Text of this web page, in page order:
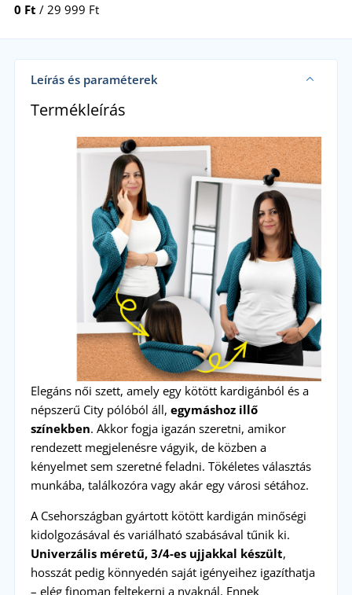
0 Ft / 29 999 Ft
Leírás és paraméterek
Termékleírás
Elegáns női szett, amely egy kötött kardigánból és a
népszerű City pólóból áll, egymáshoz illő
színekben. Akkor fogja igazán szeretni, amikor
rendezett megjelenésre vágyik, de közben a
kényelmet sem szeretné feladni. Tökéletes választás
munkába, találkozóra vagy akár egy városi sétához.
A Csehországban gyártott kötött kardigán minőségi
kidolgozásával és variálható szabásával tűnik ki.
Univerzális méretű, 3/4-es ujjakkal készült,
hosszát pedig könnyedén saját igényeihez igazíthatja
– elég finoman feltekerni a nyaknál. Ennek